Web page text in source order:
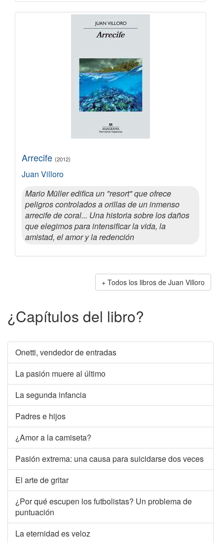
Arrecife (2012)
Juan Villoro
Mario Müller edifica un "resort" que ofrece
peligros controlados a orillas de un inmenso
arrecife de coral... Una historia sobre los daños
que elegimos para intensificar la vida, la
amistad, el amor y la redención
Todos los libros de Juan Villoro
¿Capítulos del libro?
Onetti, vendedor de entradas
La pasión muere al último
La segunda infancia
Padres e hijos
¿Amor a la camiseta?
Pasión extrema: una causa para suicidarse dos veces
El arte de gritar
¿Por qué escupen los futbolistas? Un problema de
puntuación
La eternidad es veloz